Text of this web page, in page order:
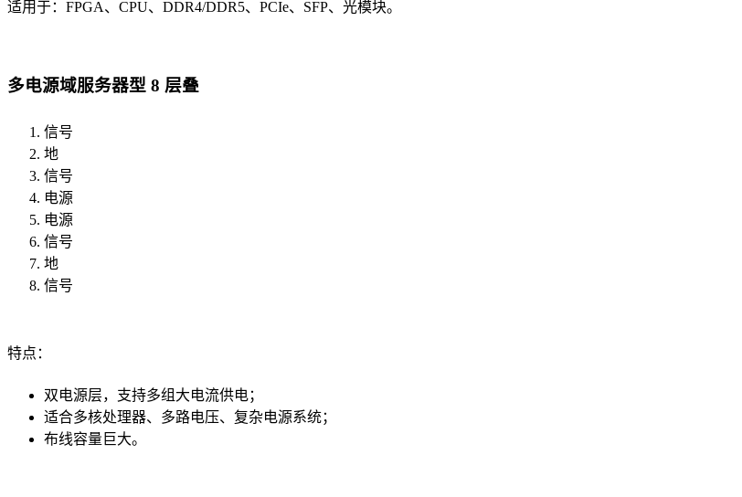
适用于：FPGA、CPU、DDR4/DDR5、PCIe、SFP、光模块。
多电源域服务器型 8 层叠
信号
地
信号
电源
电源
信号
地
信号
特点：
双电源层，支持多组大电流供电；
适合多核处理器、多路电压、复杂电源系统；
布线容量巨大。